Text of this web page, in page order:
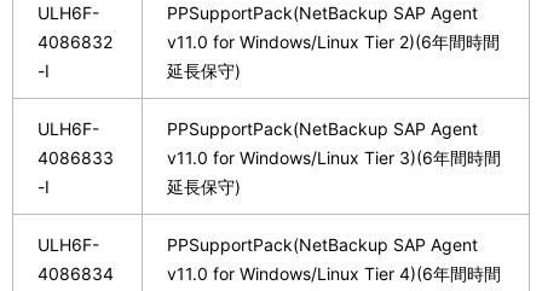
ULH6F-
4086832
-I
PPSupportPack(NetBackup SAP Agent
v11.0 for Windows/Linux Tier 2)(6年間時間
延長保守)
ULH6F-
4086833
-I
PPSupportPack(NetBackup SAP Agent
v11.0 for Windows/Linux Tier 3)(6年間時間
延長保守)
ULH6F-
4086834
PPSupportPack(NetBackup SAP Agent
v11.0 for Windows/Linux Tier 4)(6年間時間